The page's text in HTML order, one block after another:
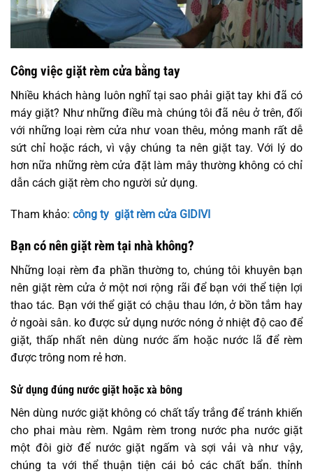
Công việc giặt rèm cửa bằng tay
Nhiều khách hàng luôn nghĩ tại sao phải giặt tay khi đã có
máy giặt? Như những điều mà chúng tôi đã nêu ở trên, đối
với những loại rèm cửa như voan thêu, mỏng manh rất dễ
sứt chỉ hoặc rách, vì vậy chúng ta nên giặt tay. Với lý do
hơn nữa những rèm cửa đặt làm mây thường không có chỉ
dẫn cách giặt rèm cho người sử dụng.
Tham khảo: công ty giặt rèm cửa GIDIVI
Bạn có nên giặt rèm tại nhà không?
Những loại rèm đa phần thường to, chúng tôi khuyên bạn
nên giặt rèm cửa ở một nơi rộng rãi để bạn với thể tiện lợi
thao tác. Bạn với thể giặt có chậu thau lớn, ở bồn tắm hay
ở ngoài sân. ko được sử dụng nước nóng ở nhiệt độ cao để
giặt, thấp nhất nên dùng nước ấm hoặc nước lã để rèm
được trông nom rẻ hơn.
Sử dụng đúng nước giặt hoặc xà bông
Nên dùng nước giặt không có chất tẩy trắng để tránh khiến
cho phai màu rèm. Ngâm rèm trong nước pha nước giặt
một đôi giờ để nước giặt ngấm và sợi vải và như vậy,
chúng ta với thể thuận tiện cái bỏ các chất bẩn. thỉnh